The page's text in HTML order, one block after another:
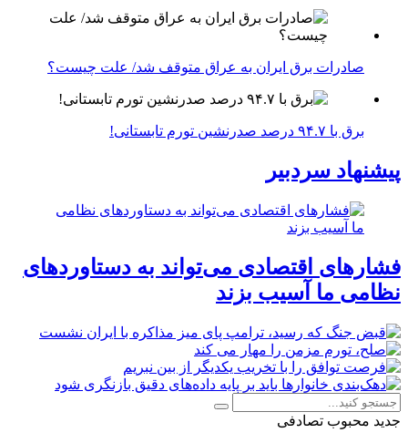
صادرات برق ایران به عراق متوقف شد/ علت چیست؟
برق با ۹۴.۷ درصد صدرنشین تورم تابستانی!
پیشنهاد سردبیر
فشارهای اقتصادی می‌تواند به دستاوردهای
نظامی ما آسیب بزند
جدید محبوب تصادفی